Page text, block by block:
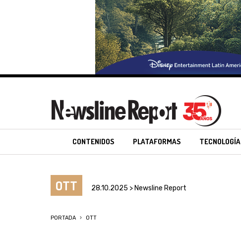
CONTENIDOS PLATAFORMAS TECNOLOGÍA
OTT 28.10.2025 > Newsline Report
PORTADA OTT